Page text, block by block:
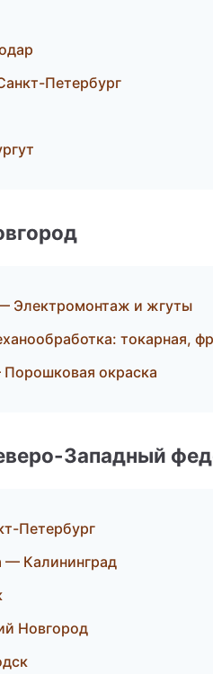
Петербург
Электромонтаж и жгуты
токарная,
окраска
Западный
Петербург
— Калининград
Новгород